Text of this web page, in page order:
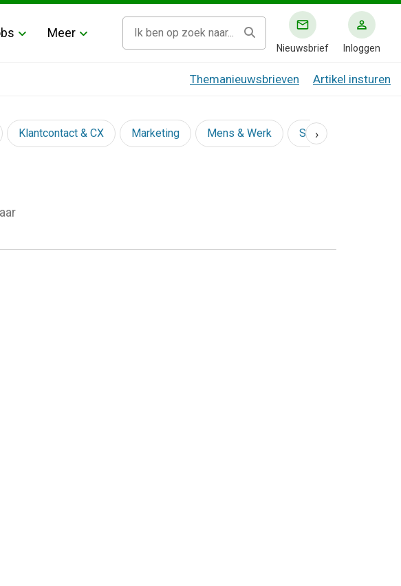
Meer
Nieuwsbrief Inloggen
Themanieuwsbrieven Artikel insturen
Klantcontact & CX Marketing Mens & Werk Social
›